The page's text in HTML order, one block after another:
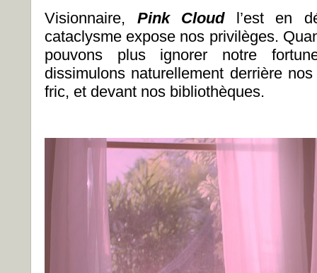
Visionnaire, Pink Cloud l’est en
cataclysme expose nos privilèges.
pouvons plus ignorer notre
dissimulons naturellement derrière
fric, et devant nos bibliothèques.